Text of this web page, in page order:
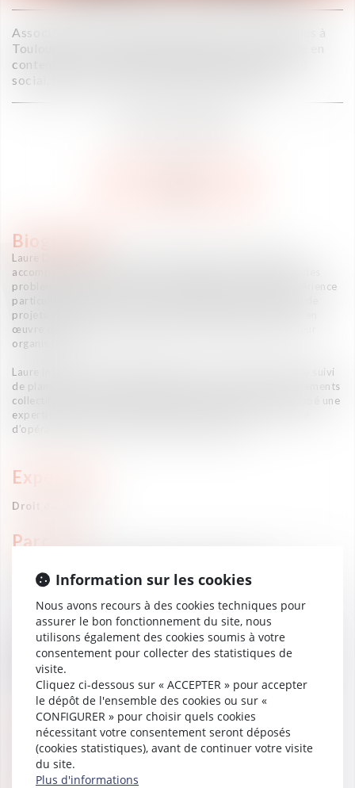
Expertises
Droit du travail
Parcours
Avocat – Associée (Vaughan Avocats, 2022)
Avocat – Directrice (Vaughan Avocats, 2019 - 2021)
Avocat (Vaughan Avocats, 2014-2018)
Master II Droit & Sciences du travail (Université Toulouse-I-
Capitole, 2012)
Master II Droit public général (Université Aix-Marseille III,
2006)
Langues
Anglais
Biographie
Laure Dubet a débuté sa carrière d’avocate en 2010. Elle
accompagne les directions RH et juridiques sur l’ensemble des
problématiques liées au droit social. Elle possède une expérience
particulière dans le conseil aux entreprises dans la gestion de
projets sensibles, notamment dans l’élaboration et la mise en
œuvre de stratégies sociales liées à la transformation de leur
organisation.
Laure intervient ainsi régulièrement dans la conception et le suivi
de plans de sauvegarde de l’emploi et de projets de licenciements
collectifs pour motif économique. Elle a également développé une
expertise pointue en matière d’audits sociaux dans le cadre
d’opérations de fusion-acquisition d’envergure.
Associée au sein de l’expertise Ressources humaines à
Toulouse Laure Dubet intervient en conseil comme en
contentieux sur toutes les problématiques du droit
social, tant au niveau individuel que collectif.
Information sur les cookies
Nous avons recours à des cookies techniques pour
assurer le bon fonctionnement du site, nous
utilisons également des cookies soumis à votre
consentement pour collecter des statistiques de
visite.
Cliquez ci-dessous sur « ACCEPTER » pour accepter
le dépôt de l'ensemble des cookies ou sur «
CONFIGURER » pour choisir quels cookies
nécessitant votre consentement seront déposés
(cookies statistiques), avant de continuer votre visite
du site.
Plus d'informations